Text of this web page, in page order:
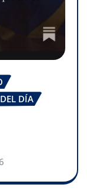
DÍA